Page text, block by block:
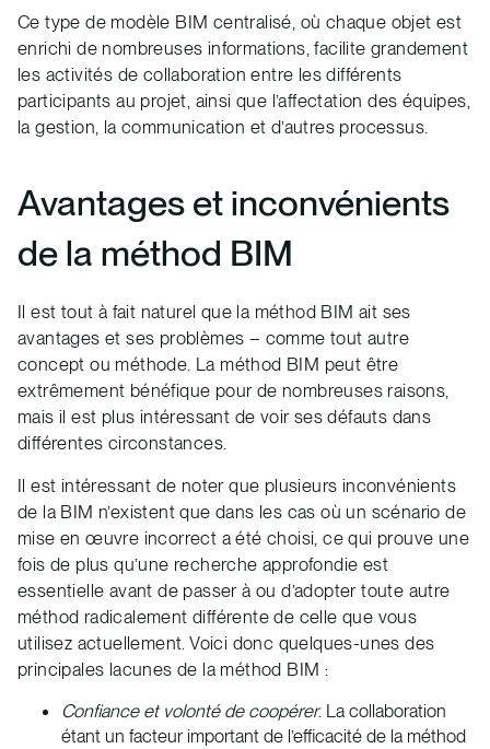
Ce type de modèle BIM centralisé, où chaque objet est
enrichi de nombreuses informations, facilite grandement
les activités de collaboration entre les différents
participants au projet, ainsi que l’affectation des équipes,
la gestion, la communication et d’autres processus.
Avantages et inconvénients
de la méthod BIM
Il est tout à fait naturel que la méthod BIM ait ses
avantages et ses problèmes – comme tout autre
concept ou méthode. La méthod BIM peut être
extrêmement bénéfique pour de nombreuses raisons,
mais il est plus intéressant de voir ses défauts dans
différentes circonstances.
Il est intéressant de noter que plusieurs inconvénients
de la BIM n’existent que dans les cas où un scénario de
mise en œuvre incorrect a été choisi, ce qui prouve une
fois de plus qu’une recherche approfondie est
essentielle avant de passer à ou d’adopter toute autre
méthod radicalement différente de celle que vous
utilisez actuellement. Voici donc quelques-unes des
principales lacunes de la méthod BIM :
Confiance et volonté de coopérer. La collaboration
étant un facteur important de l’efficacité de la méthod